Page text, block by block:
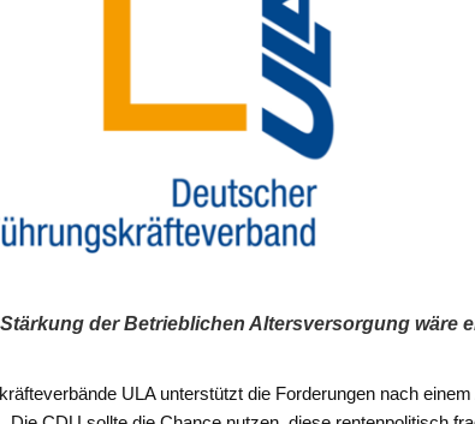
der Betrieblichen Altersversorgung wäre
ULA unterstützt die Forderungen nach